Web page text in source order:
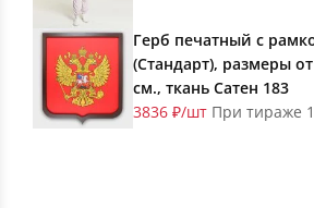
Герб печатный с
(Стандарт), размеры
см., ткань Сатен 183
3836 ₽/шт При тираже